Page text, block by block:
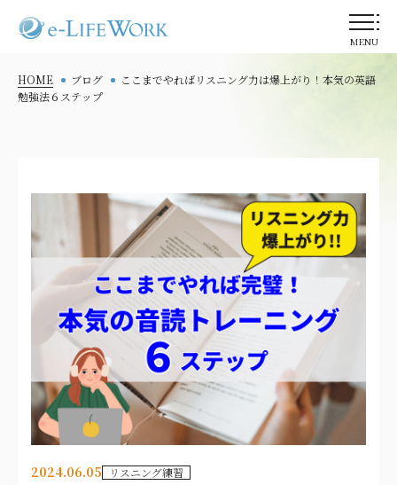
MENU
HOME ブログ
ここまでやればリスニング力は爆上がり！本気の英語
勉強法６ステップ
2024.06.05 リスニング練習